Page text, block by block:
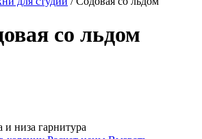
со льдом
и низа гарнитура